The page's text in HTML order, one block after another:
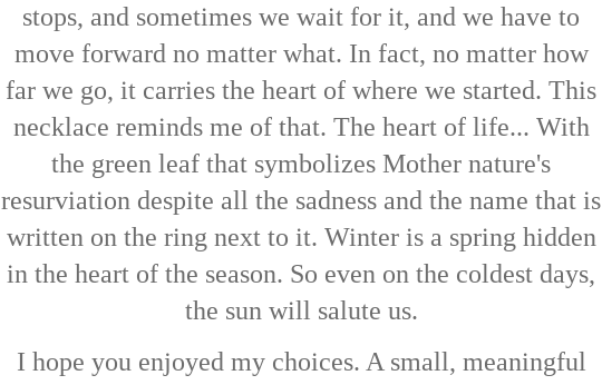
stops, and sometimes we wait for it, and we have to
move forward no matter what. In fact, no matter how
far we go, it carries the heart of where we started. This
necklace reminds me of that. The heart of life... With
the green leaf that symbolizes Mother nature's
resurviation despite all the sadness and the name that is
written on the ring next to it. Winter is a spring hidden
in the heart of the season. So even on the coldest days,
the sun will salute us.
I hope you enjoyed my choices. A small, meaningful